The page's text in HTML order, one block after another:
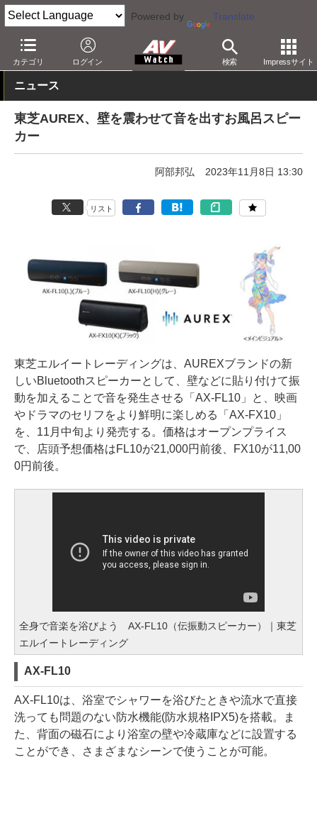
Powered by Translate
カテゴリ ログイン 検索 Impressサイト
AV Watch 製品 Bluetoothスピーカー
ニュース
東芝AUREX、壁を震わせて音を出すお風呂スピー
カー
阿部邦弘 2023年11月8日 13:30
リスト
東芝エルイートレーディングは、AUREXブランドの新
しいBluetoothスピーカーとして、壁などに貼り付けて振
動を加えることで音を発生させる「AX-FL10」と、映画
やドラマのセリフをより鮮明に楽しめる「AX-FX10」
を、11月中旬より発売する。価格はオープンプライス
で、店頭予想価格はFL10が21,000円前後、FX10が11,00
0円前後。
全身で音楽を浴びよう AX-FL10（伝振動スピーカー）｜東芝
エルイートレーディング
AX-FL10
AX-FL10は、浴室でシャワーを浴びたときや流水で直接
洗っても問題のない防水機能(防水規格IPX5)を搭載。ま
た、背面の磁石により浴室の壁や冷蔵庫などに設置する
ことができ、さまざまなシーンで使うことが可能。